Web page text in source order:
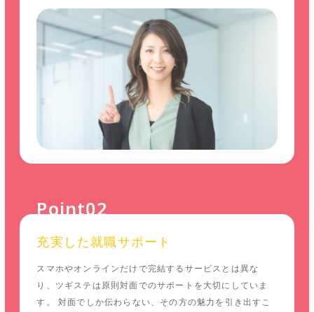
Point02
充実した就職サポート
スマホやオンラインだけで完結するサービスとは異な
り、ツギステは原則対面でのサポートを大切にしていま
す。 対面でしか伝わらない、その方の魅力を引き出すこ